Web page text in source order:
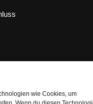
wie Cookies, um